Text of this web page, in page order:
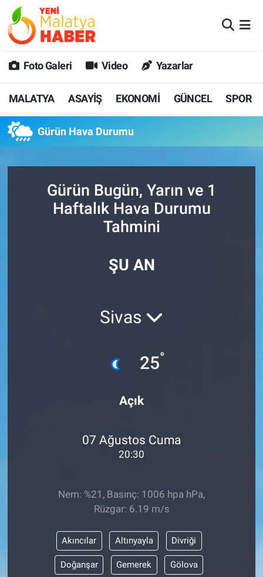
Foto Galeri Video Yazarlar
MALATYA ASAYİŞ EKONOMİ GÜNCEL SPOR
Gürün Hava Durumu
Gürün Bugün, Yarın ve 1
Haftalık Hava Durumu
Tahmini
ŞU AN
Sivas
25°
Açık
07 Ağustos Cuma
20:30
Nem: %21, Basınç: 1006 hpa hPa,
Rüzgar: 6.19 m/s
Akıncılar Altınyayla Divriği
Doğanşar Gemerek Gölova
MALATYA
GÜNCEL
SPOR
SAĞLIK
DİĞER
Malatya Nöbetçi Eczaneler
MALATYA Namaz Vakitleri
Malatya Trafik Yoğunluk Haritası
Süper Lig Puan Durumu ve Fikstür
Tüm Manşetler
Son Dakika Haberleri